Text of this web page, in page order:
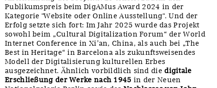
Publikumspreis beim DigAMus Award 2024 in der
Kategorie "Website oder Online Ausstellung". Und der
Erfolg setzte sich fort: Im Jahr 2025 wurde das Projekt
sowohl beim „Cultural Digitalization Forum“ der World
Internet Conference in Xi’an, China, als auch bei „The
Best in Heritage“ in Barcelona als zukunftsweisendes
Modell der Digitalisierung kulturellen Erbes
ausgezeichnet. Ähnlich vorbildlich sind diedigitale
Erschließung der Werke nach 1945 in der Neuen